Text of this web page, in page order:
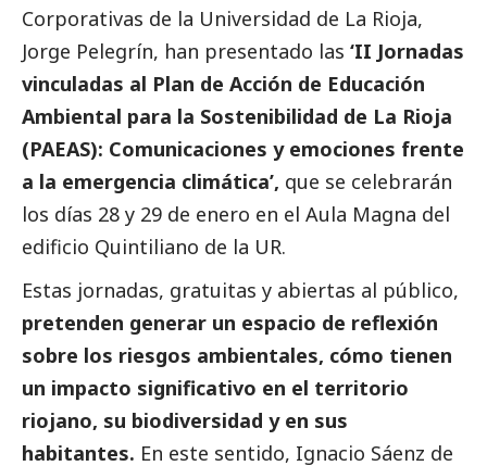
Corporativas de la Universidad de La Rioja,
Jorge Pelegrín, han presentado las ‘II Jornadas
vinculadas al Plan de Acción de Educación
Ambiental para la Sostenibilidad de La Rioja
(PAEAS): Comunicaciones y emociones frente
a la emergencia climática’, que se celebrarán
los días 28 y 29 de enero en el Aula Magna del
edificio Quintiliano de la UR.
Estas jornadas, gratuitas y abiertas al público,
pretenden generar un espacio de reflexión
sobre los riesgos ambientales, cómo tienen
un impacto significativo en el territorio
riojano, su biodiversidad y en sus
habitantes. En este sentido, Ignacio Sáenz de